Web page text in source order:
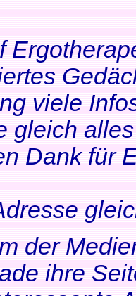
viele
gleich
Dank für
der
ihre